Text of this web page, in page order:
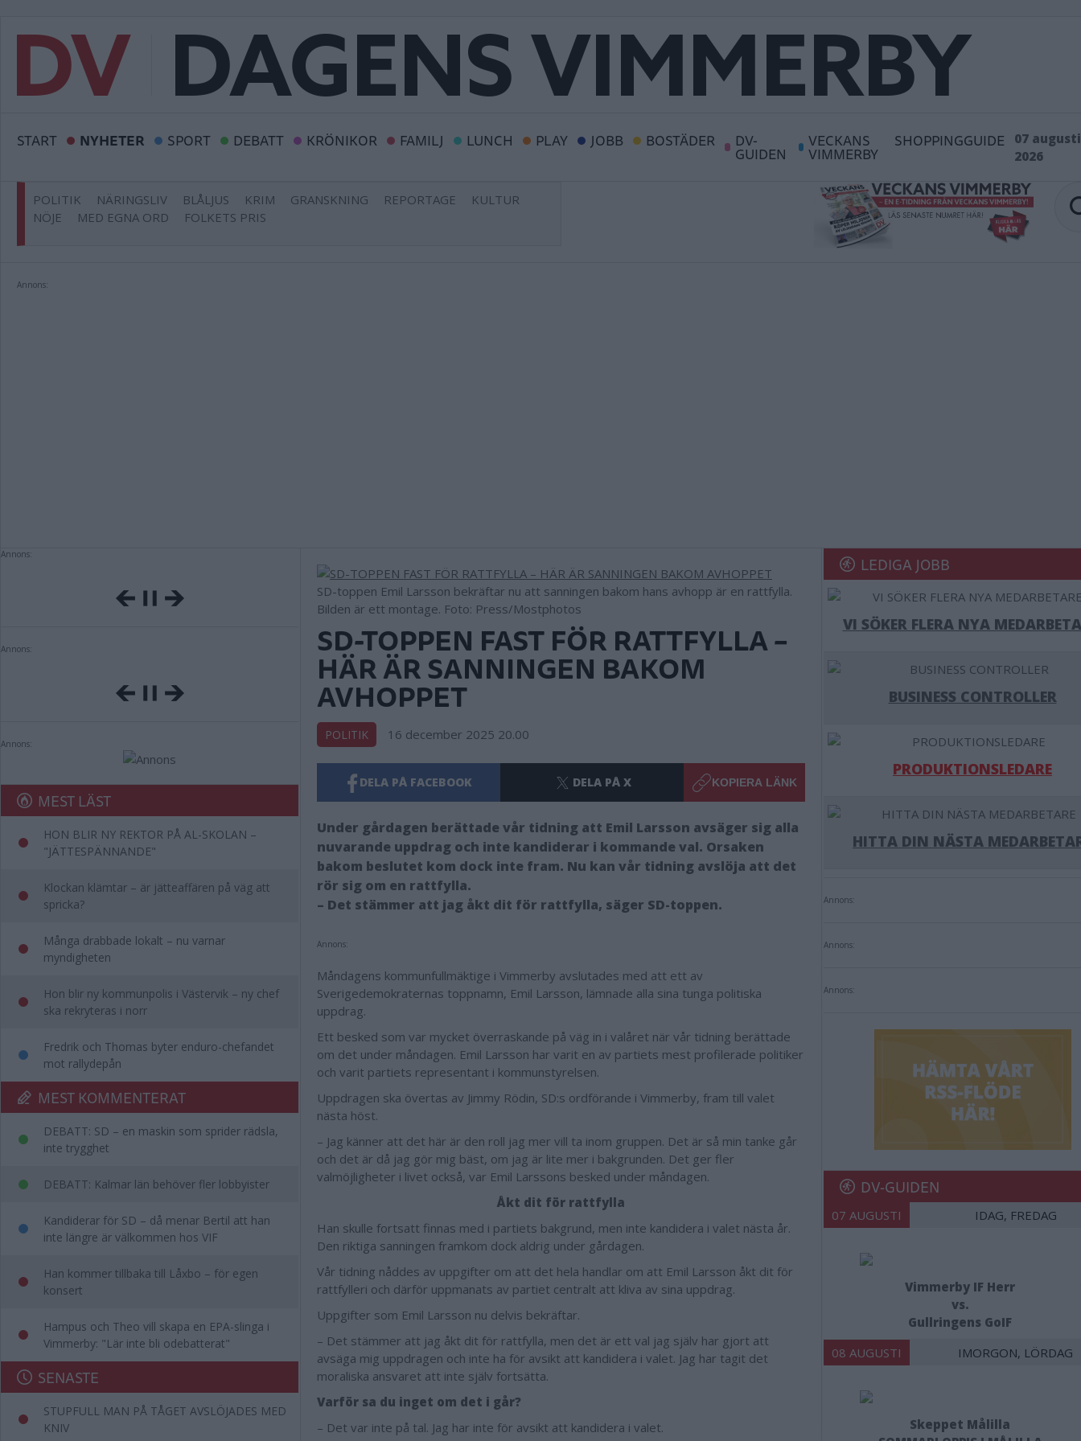
START NYHETER SPORT DEBATT KRÖNIKOR FAMILJ LUNCH PLAY JOBB BOSTÄDER DV-
GUIDEN
VECKANS
VIMMERBY
SHOPPINGGUIDE
07 augusti
2026
POLITIK NÄRINGSLIV BLÅLJUS KRIM GRANSKNING REPORTAGE
KULTUR
NÖJE
MED EGNA ORD FOLKETS PRIS
Annons:
Annons:
Annons:
Annons:
MEST LÄST
HON BLIR NY REKTOR PÅ AL-SKOLAN –
"JÄTTESPÄNNANDE"
Klockan klämtar – är jätteaffären på väg att
spricka?
Många drabbade lokalt – nu varnar
myndigheten
Hon blir ny kommunpolis i Västervik – ny chef
ska rekryteras i norr
Fredrik och Thomas byter enduro-chefandet
mot rallydepån
MEST KOMMENTERAT
DEBATT: SD – en maskin som sprider rädsla,
inte trygghet
DEBATT: Kalmar län behöver fler lobbyister
Kandiderar för SD – då menar Bertil att han
inte längre är välkommen hos VIF
Han kommer tillbaka till Låxbo – för egen
konsert
Hampus och Theo vill skapa en EPA-slinga i
Vimmerby: "Lär inte bli odebatterat"
SENASTE
STUPFULL MAN PÅ TÅGET AVSLÖJADES MED
KNIV
SD-toppen Emil Larsson bekräftar nu att sanningen bakom hans avhopp är en rattfylla.
Bilden är ett montage. Foto: Press/Mostphotos
SD-TOPPEN FAST FÖR RATTFYLLA –
HÄR ÄR SANNINGEN BAKOM
AVHOPPET
POLITIK 16 december 2025 20.00
DELA PÅ FACEBOOK DELA PÅ X KOPIERA LÄNK
Under gårdagen berättade vår tidning att Emil Larsson avsäger sig alla
nuvarande uppdrag och inte kandiderar i kommande val. Orsaken
bakom beslutet kom dock inte fram. Nu kan vår tidning avslöja att det
rör sig om en rattfylla.
– Det stämmer att jag åkt dit för rattfylla, säger SD-toppen.
Annons:
Måndagens kommunfullmäktige i Vimmerby avslutades med att ett av
Sverigedemokraternas toppnamn, Emil Larsson, lämnade alla sina tunga politiska
uppdrag.
Ett besked som var mycket överraskande på väg in i valåret när vår tidning berättade
om det under måndagen. Emil Larsson har varit en av partiets mest profilerade politiker
och varit partiets representant i kommunstyrelsen.
Uppdragen ska övertas av Jimmy Rödin, SD:s ordförande i Vimmerby, fram till valet
nästa höst.
– Jag känner att det här är den roll jag mer vill ta inom gruppen. Det är så min tanke går
och det är då jag gör mig bäst, om jag är lite mer i bakgrunden. Det ger fler
valmöjligheter i livet också, var Emil Larssons besked under måndagen.
Åkt dit för rattfylla
Han skulle fortsatt finnas med i partiets bakgrund, men inte kandidera i valet nästa år.
Den riktiga sanningen framkom dock aldrig under gårdagen.
Vår tidning nåddes av uppgifter om att det hela handlar om att Emil Larsson åkt dit för
rattfylleri och därför uppmanats av partiet centralt att kliva av sina uppdrag.
Uppgifter som Emil Larsson nu delvis bekräftar.
– Det stämmer att jag åkt dit för rattfylla, men det är ett val jag själv har gjort att
avsäga mig uppdragen och inte ha för avsikt att kandidera i valet. Jag har tagit det
moraliska ansvaret att inte själv fortsätta.
Varför sa du inget om det i går?
– Det var inte på tal. Jag har inte för avsikt att kandidera i valet.
LEDIGA JOBB
VI SÖKER FLERA NYA
BUSINESS CONTROLLER
PRODUKTIONSLEDARE
HITTA DIN NÄSTA
Annons:
Annons:
Annons:
DV-GUIDEN
07 AUGUSTI IDAG, FREDAG
Vimmerby IF Herr
vs.
Gullringens GoIF
08 AUGUSTI IMORGON, LÖRDAG
Skeppet Målilla